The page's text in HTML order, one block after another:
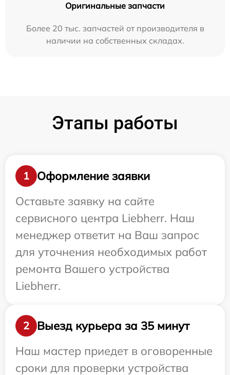
Оригинальные запчасти
Более 20 тыс. запчастей от производителя в
наличии на собственных складах.
Этапы работы
1
Оформление заявки
Оставьте заявку на сайте
сервисного центра Liebherr. Наш
менеджер ответит на Ваш запрос
для уточнения необходимых работ
ремонта Вашего устройства
Liebherr.
2
Выезд курьера за 35 минут
Наш мастер приедет в оговоренные
сроки для проверки устройства